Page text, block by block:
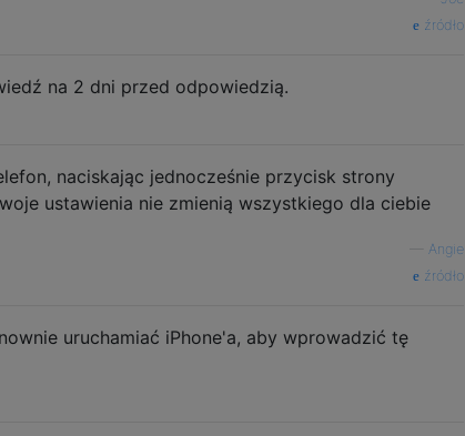
źródło
na 2 dni przed odpowiedzią.
naciskając jednocześnie przycisk strony
ustawienia nie zmienią wszystkiego dla ciebie
Angie
źródło
uruchamiać iPhone'a, aby wprowadzić tę